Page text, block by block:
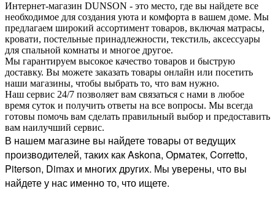
Интернет-магазин DUNSON - это место, где вы найдете все
необходимое для создания уюта и комфорта в вашем доме. Мы
предлагаем широкий ассортимент товаров, включая матрасы,
кровати, постельные принадлежности, текстиль, аксессуары
для спальной комнаты и многое другое.
Мы гарантируем высокое качество товаров и быструю
доставку. Вы можете заказать товары онлайн или посетить
наши магазины, чтобы выбрать то, что вам нужно.
Наш сервис 24/7 позволяет вам связаться с нами в любое
время суток и получить ответы на все вопросы. Мы всегда
готовы помочь вам сделать правильный выбор и предоставить
вам наилучший сервис.
В нашем магазине вы найдете товары от ведущих
производителей, таких как Askona, Орматек, Corretto,
Piterson, Dimax и многих других. Мы уверены, что вы
найдете у нас именно то, что ищете.